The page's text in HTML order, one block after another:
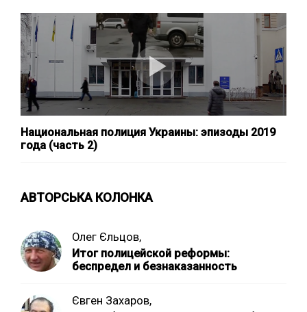
Национальная полиция Украины: эпизоды 2019
года (часть 2)
АВТОРСЬКА КОЛОНКА
Олег Єльцов,
Итог полицейской реформы:
беспредел и безнаказанность
Євген Захаров,